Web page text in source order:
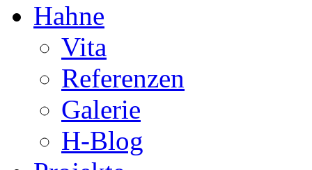
Hahne
Vita
Referenzen
Galerie
H-Blog